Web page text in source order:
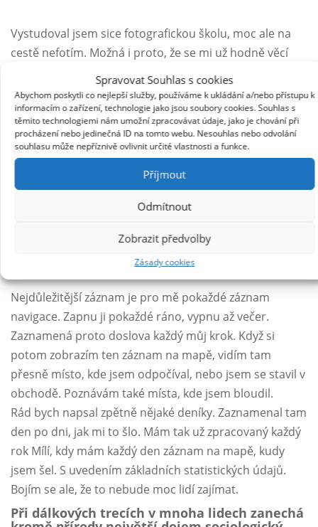
Spravovat Souhlas s cookies
Abychom poskytli co nejlepší služby, používáme k ukládání a/nebo přístupu k
informacím o zařízení, technologie jako jsou soubory cookies. Souhlas s
těmito technologiemi nám umožní zpracovávat údaje, jako je chování při
procházení nebo jedinečná ID na tomto webu. Nesouhlas nebo odvolání
souhlasu může nepříznivě ovlivnit určité vlastnosti a funkce.
Příjmout
Odmítnout
Zobrazit předvolby
Zásady cookies
Vystudoval jsem sice fotografickou školu, moc ale na
cestě nefotím. Možná i proto, že se mi už hodně věcí
zdá být známé. Snažím se dívat se kolem sebe, ty fotky
si ale uchovávám v paměti. Mobilem toho moc vyfotit
nejde, rychle se vybíjejí baterky. Možná proto, že si
každý rok plánuji pečlivě na mapách, hodně míst si
pamatuji i bez deníku.
Psát nějaké denní záznamy na cestě, to by mě asi
nebavilo. A taky na to není čas. Občas jsem si vzal
sebou nějaký notýsek. Na začátku jsem si pár
Nejdůležitější záznam je pro mě pokaždé záznam
navigace. Zapnu ji pokaždé ráno, vypnu až večer.
Zaznamená proto doslova každý můj krok. Když si
potom zobrazím ten záznam na mapě, vidím tam
přesně místo, kde jsem odpočíval, nebo jsem se stavil v
obchodě. Poznávám také místa, kde jsem bloudil.
Rád bych napsal zpětně nějaké deníky. Zaznamenal tam
den po dni, jak mi to šlo. Mám tak už zpracovaný každý
rok Mílí, kdy mám každý den záznam na mapě, kudy
jsem šel. S uvedením základních statistických údajů.
Bojím se ale, že to nebude moc lidí zajímat.
Při dálkových trecích v mnoha lidech zanechá